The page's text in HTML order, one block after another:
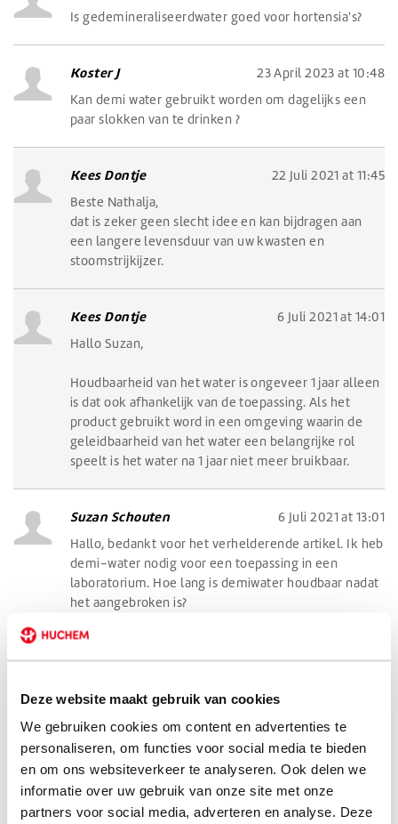
Deze website maakt gebruik van cookies
We gebruiken cookies om content en advertenties te
personaliseren, om functies voor social media te bieden
en om ons websiteverkeer te analyseren. Ook delen we
informatie over uw gebruik van onze site met onze
partners voor social media, adverteren en analyse. Deze
Is gedemineraliseerdwater goed voor hortensia's?
Koster J
23 April 2023 at 10:48
Kan demi water gebruikt worden om dagelijks een
paar slokken van te drinken ?
Kees Dontje
22 Juli 2021 at 11:45
Beste Nathalja,
dat is zeker geen slecht idee en kan bijdragen aan
een langere levensduur van uw kwasten en
stoomstrijkijzer.
Kees Dontje
6 Juli 2021 at 14:01
Hallo Suzan,
Houdbaarheid van het water is ongeveer 1 jaar alleen
is dat ook afhankelijk van de toepassing. Als het
product gebruikt word in een omgeving waarin de
geleidbaarheid van het water een belangrijke rol
speelt is het water na 1 jaar niet meer bruikbaar.
Suzan Schouten
6 Juli 2021 at 13:01
Hallo, bedankt voor het verhelderende artikel. Ik heb
demi-water nodig voor een toepassing in een
laboratorium. Hoe lang is demiwater houdbaar nadat
het aangebroken is?
Huchem
9 Maart 2021 at 17:40
kleine hoeveelheden) altijd kiezen voor
gedestilleerd water.
Pascal Oppers
Goedeavond,